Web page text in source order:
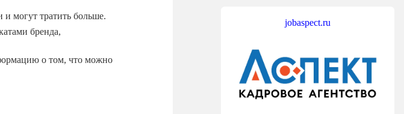
могут тратить больше.
бренда,
о том, что можно
jobaspect.ru